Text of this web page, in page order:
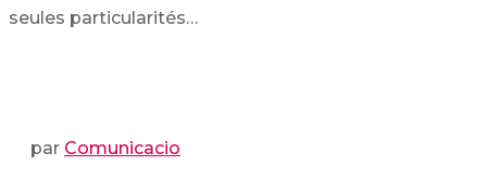
seules particularités…
par Comunicacio